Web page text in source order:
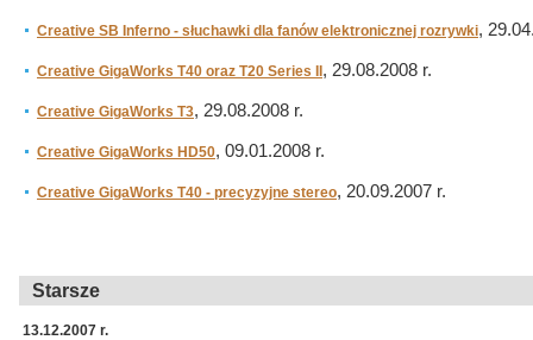
Creative SB Inferno - słuchawki dla fanów elektronicznej rozrywki,
Creative GigaWorks T40 oraz T20 Series II , 29.08.2008 r.
Creative GigaWorks T3, 29.08.2008 r.
Creative GigaWorks HD50, 09.01.2008 r.
Creative GigaWorks T40 - precyzyjne stereo, 20.09.2007 r.
Starsze
13.12.2007 r.